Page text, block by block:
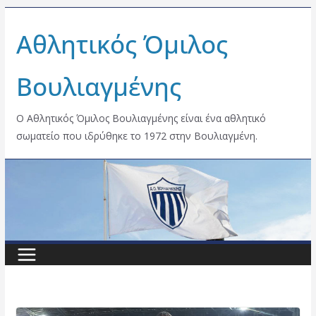
content
Αθλητικός Όμιλος
Βουλιαγμένης
Ο Αθλητικός Όμιλος Βουλιαγμένης είναι ένα αθλητικό
σωματείο που ιδρύθηκε το 1972 στην Βουλιαγμένη.